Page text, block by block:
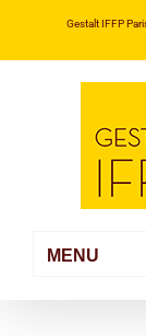
Gestalt IFFP